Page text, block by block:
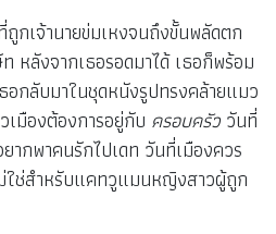
กเจ้านายข่มเหงจนถึงขั้นพลัดตก
หลังจากเธอรอดมาได้ เธอก็พร้อม
กลับมาในชุดหนังรูปทรงคล้ายแมว
มืองต้องการอยู่กับ ครอบครัว วันที่
ากพาคนรักไปเดท วันที่เมืองควร
ใช่สำหรับแคทวูแมนหญิงสาวผู้ถูก